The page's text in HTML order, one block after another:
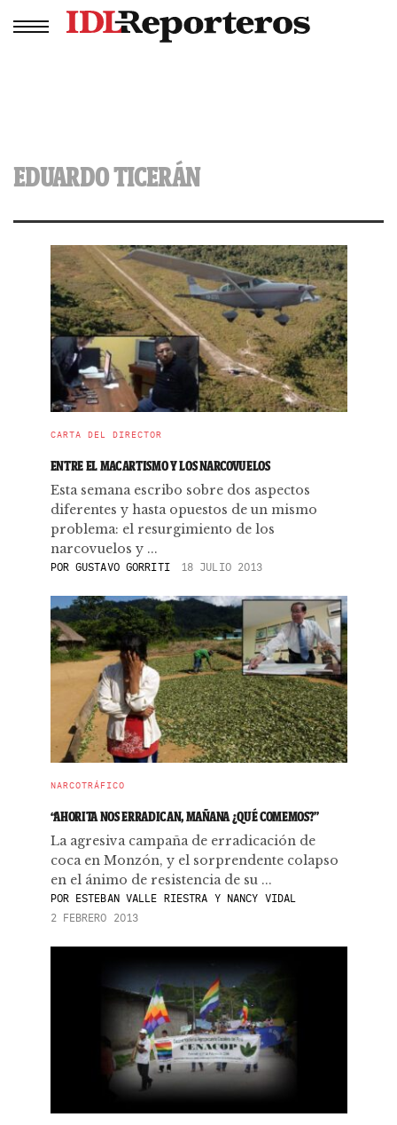
EDUARDO TICERÁN
CARTA DEL DIRECTOR
ENTRE EL MACARTISMO Y LOS NARCOVUELOS
Esta semana escribo sobre dos aspectos
diferentes y hasta opuestos de un mismo
problema: el resurgimiento de los
narcovuelos y ...
POR GUSTAVO GORRITI 18 JULIO 2013
NARCOTRÁFICO
“AHORITA NOS ERRADICAN, MAÑANA ¿QUÉ COMEMOS?”
La agresiva campaña de erradicación de
coca en Monzón, y el sorprendente colapso
en el ánimo de resistencia de su ...
PORESTEBAN VALLE RIESTRA Y NANCY VIDAL
2 FEBRERO 2013